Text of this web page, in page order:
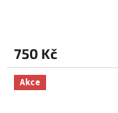
750 Kč
Akce